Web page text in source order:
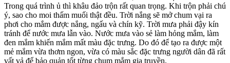
Trong quá trình ủ thì khâu đảo trộn rất quan trọng. Khi trộn phải chú
ý, sao cho moi thấm muối thật đều. Trời nắng sẽ mở chum vại ra
phơi cho mắm được nắng, ngấu và chín kỹ. Trời mưa phải đậy kín
tránh để nước mưa lẫn vào. Nước mưa vào sẻ làm hỏng mắm, làm
đen mắm khiến mắm mất màu đặc trưng. Do đó để tạo ra được một
mẻ mắm vừa thơm ngon, vừa có màu sắc đặc trưng người dân đã rất
vất vả để bảo quản tốt từng chum mắm gia truyền.